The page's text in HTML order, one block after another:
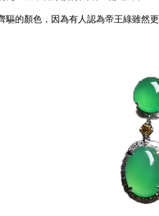
驅的顏色，因為有人認為帝王綠雖然